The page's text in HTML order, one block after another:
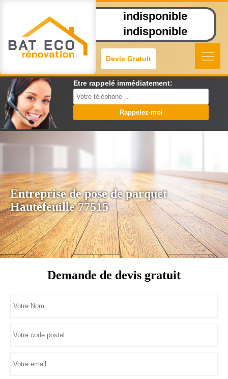
indisponible
indisponible
Devis Gratuit
Etre rappelé immédiatement:
Entreprise de pose de parquet
Hautefeuille 77515
Demande de devis gratuit